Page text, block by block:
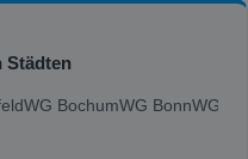
Städten
WG BochumWG BonnWG